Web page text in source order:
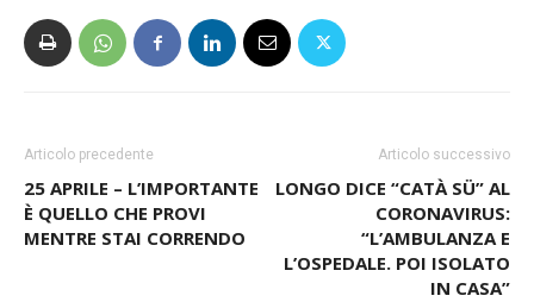
Articolo precedente
25 APRILE – L’IMPORTANTE
È QUELLO CHE PROVI
MENTRE STAI CORRENDO
Articolo successivo
LONGO DICE “CATÀ SÜ” AL
CORONAVIRUS:
“L’AMBULANZA E
L’OSPEDALE. POI ISOLATO
IN CASA”